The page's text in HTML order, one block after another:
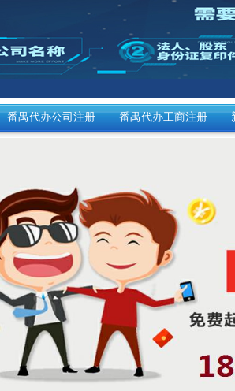
番禺代办公司注册 番禺代办工商注册